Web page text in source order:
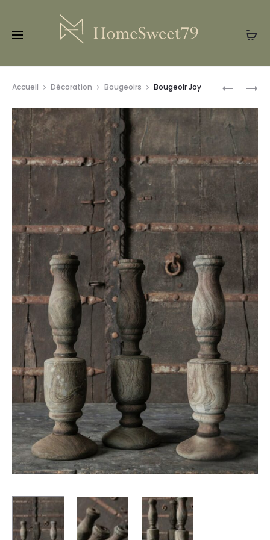
BOIS
Accueil Décoration Bougeoirs Bougeoir Joy